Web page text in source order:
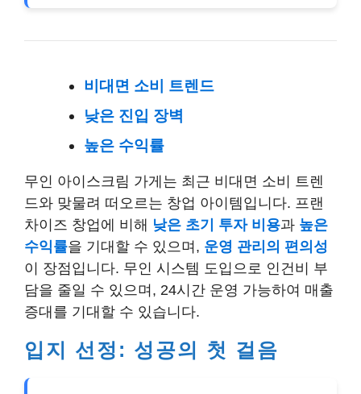
비대면 소비 트렌드
낮은 진입 장벽
높은 수익률
무인 아이스크림 가게는 최근 비대면 소비 트렌
드와 맞물려 떠오르는 창업 아이템입니다. 프랜
차이즈 창업에 비해 낮은 초기 투자 비용과 높은
수익률을 기대할 수 있으며, 운영 관리의 편의성
이 장점입니다. 무인 시스템 도입으로 인건비 부
담을 줄일 수 있으며, 24시간 운영 가능하여 매출
증대를 기대할 수 있습니다.
입지 선정: 성공의 첫 걸음